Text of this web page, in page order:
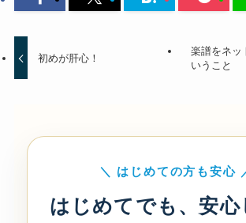
初めが肝心！
楽譜をネッ
いうこと
＼ はじめての方も安心
はじめてでも、安心